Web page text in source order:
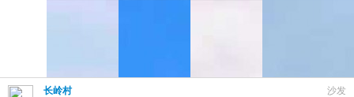
沙发
长岭村